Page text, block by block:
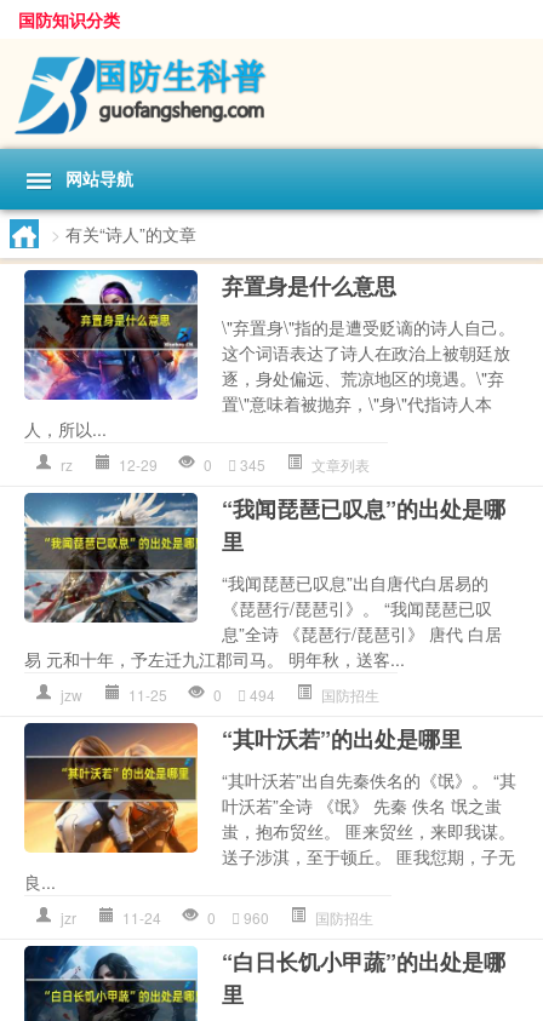
国防知识分类
网站导航
> 有关“诗人”的文章
弃置身是什么意思
\"弃置身\"指的是遭受贬谪的诗人自己。
这个词语表达了诗人在政治上被朝廷放
逐，身处偏远、荒凉地区的境遇。\"弃
置\"意味着被抛弃，\"身\"代指诗人本
人，所以...
rz 12-29 0 345 文章列表
“我闻琵琶已叹息”的出处是哪
里
“我闻琵琶已叹息”出自唐代白居易的
《琵琶行/琵琶引》。 “我闻琵琶已叹
息”全诗 《琵琶行/琵琶引》 唐代 白居
易 元和十年，予左迁九江郡司马。 明年秋，送客...
jzw 11-25 0 494 国防招生
“其叶沃若”的出处是哪里
“其叶沃若”出自先秦佚名的《氓》。 “其
叶沃若”全诗 《氓》 先秦 佚名 氓之蚩
蚩，抱布贸丝。 匪来贸丝，来即我谋。
送子涉淇，至于顿丘。 匪我愆期，子无
良...
jzr 11-24 0 960 国防招生
“白日长饥小甲蔬”的出处是哪
里